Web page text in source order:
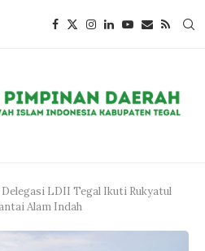
Delegasi LDII Tegal Ikuti Rukyatul
Alam Indah